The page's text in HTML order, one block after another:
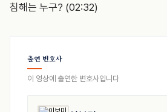
침해는 누구? (02:32)
출연 변호사
이 영상에 출연한 변호사입니다